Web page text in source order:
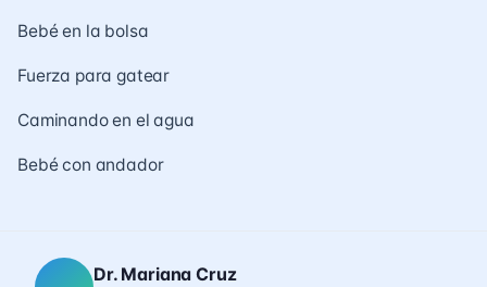
Bebé en la bolsa
Fuerza para gatear
Caminando en el agua
Bebé con andador
Dr. Mariana Cruz